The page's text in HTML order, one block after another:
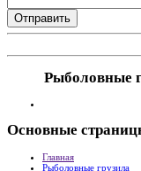
Рыболовные
Основные
Главная
Рыболовные грузила